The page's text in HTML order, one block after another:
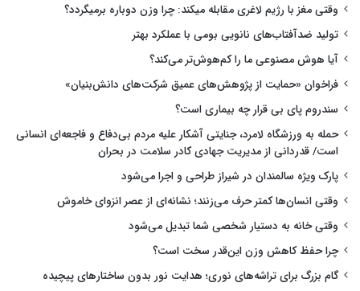
وقتی مغز با رژیم لاغری مقابله میکند: چرا وزن دوباره برمیگردد؟
تولید ضدآفتاب‌های نانویی بومی با عملکرد بهتر
آیا هوش مصنوعی ما را کم‌هوش‌تر می‌کند؟
فراخوان «حمایت از پژوهش‌های عمیق شرکت‌های دانش‌بنیان»
سندروم پای بی قرار چه بیماری است؟
حمله به ورزشگاه لامرد، جنایتی آشکار علیه مردم بی‌دفاع و فاجعه‌ای انسانی
است/ قدردانی از مدیریت جهادی کادر سلامت در بحران
پارک ویژه سالمندان در شیراز طراحی و اجرا می‌شود
وقتی انسان‌ها کمتر حرف می‌زنند؛ نشانه‌ای از عصر انزوای خاموش
وقتی خانه به دستیار شخصی شما تبدیل می‌شود
چرا حفظ کاهش وزن این‌قدر سخت است؟
گام بزرگ برای تراشه‌های نوری؛ هدایت نور بدون ساختارهای پیچیده